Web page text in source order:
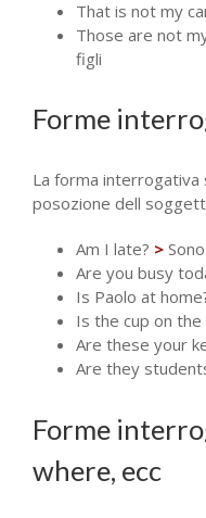
That is not my
Those are not
figli
Forme
La forma
posozione dell
Am I late? >
Are you busy
Is Paolo at
Is the cup on the
Are these your
Are they
Forme
where, ecc